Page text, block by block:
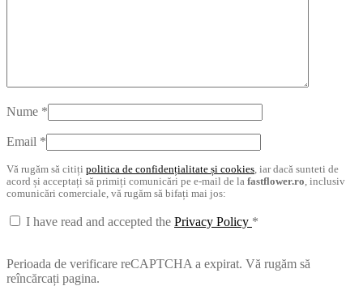
Nume *
Email *
Vă rugăm să citiți politica de confidențialitate și cookies , iar dacă sunteti de
acord și acceptați să primiți comunicări pe e-mail de la fastflower.ro , inclusiv
comunicări comerciale, vă rugăm să bifați mai jos:
I have read and accepted the Privacy Policy *
Perioada de verificare reCAPTCHA a expirat. Vă rugăm să
reîncărcați pagina.